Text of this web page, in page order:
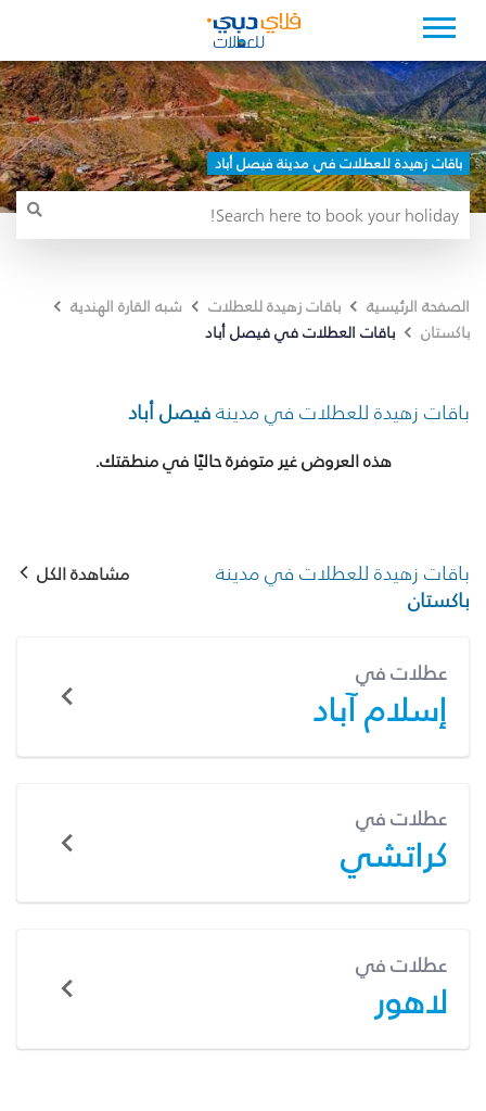
باقات زهيدة للعطلات في مدينة فيصل أباد
الصفحة الرئيسية باقات زهيدة للعطلات
شبه القارة الهندية
باكستان
باقات العطلات في فيصل أباد
باقات زهيدة للعطلات في مدينةفيصل أباد
هذه العروض غير متوفرة حاليًا في منطقتك.
باقات زهيدة للعطلات في مدينة
باكستان
مشاهدة الكل
عطلات في
إسلام آباد
عطلات في
كراتشي
عطلات في
لاهور